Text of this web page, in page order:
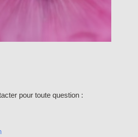
pour toute question :